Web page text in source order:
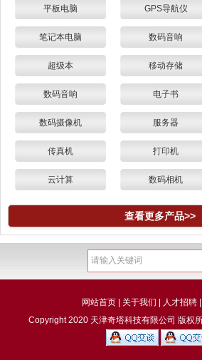
平板电脑 GPS导航仪
笔记本电脑 数码音响
超级本 移动存储
数码音响 电子书
数码摄像机 服务器
传真机 打印机
云计算 数码相机
查看更多产品>>
网站首页| 关于我们 人才招聘|
Copyright 2020 天津奇塔科技有限公司 版权